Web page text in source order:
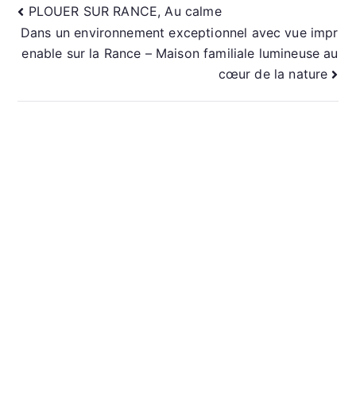
NAVIGATION
DE
PLOUER SUR RANCE, Au calme
Dans un environnement exceptionnel avec vue impr
enable sur la Rance – Maison familiale lumineuse au
cœur de la nature